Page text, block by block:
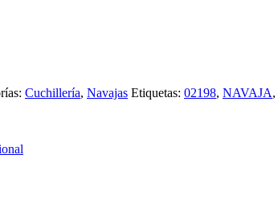
Cuchillería, Navajas Etiquetas: 02198, NAVAJA,